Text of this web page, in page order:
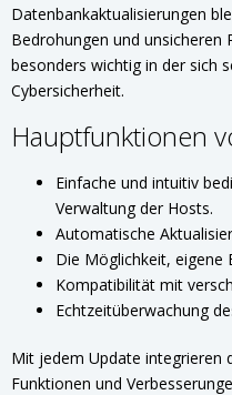
Datenbankaktualisierungen
Bedrohungen und unsicheren
besonders wichtig in der sich
Cybersicherheit.
Hauptfunktionen
Einfache und intuitiv
Verwaltung der Hosts.
Automatische
Die Möglichkeit, eigene
Kompatibilität mit
Echtzeitüberwachung
Mit jedem Update integrieren
Funktionen und